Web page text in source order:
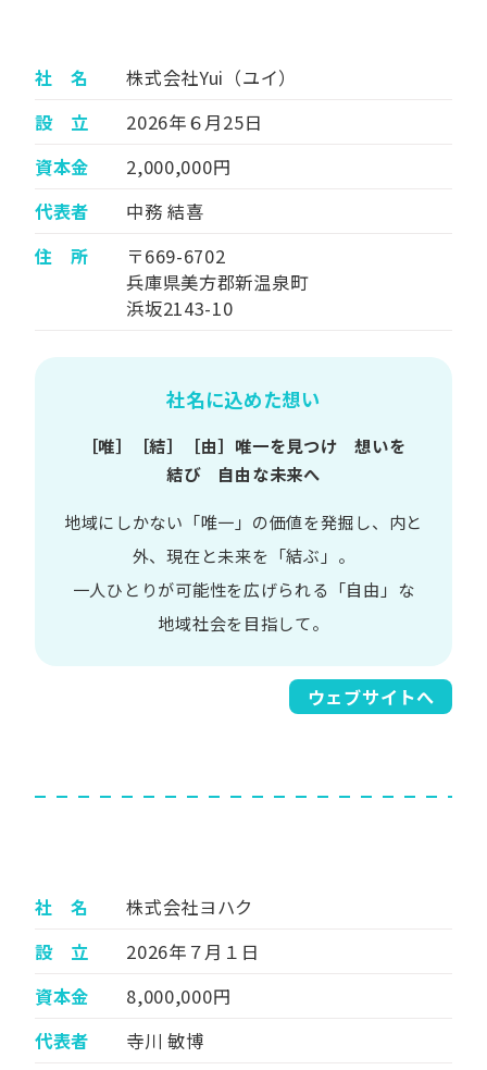
社 名
株式会社Yui（ユイ）
設 立
2026年６月25日
資本金
2,000,000円
代表者
中務 結喜
住 所
〒669-6702
兵庫県美方郡新温泉町
浜坂2143-10
社名に込めた想い
［唯］​［結］​［由］ 唯一を​見つけ 想いを​
結び 自由な​未来へ
地域に​しかない​「唯一」の​価値を​発掘し、 内と​
外、​現在と​未来を​「結ぶ」。
一人​ひとりが​可能性を​広げられる 「自由」な​
地域社会を​目指して。​
ウェブサイトへ
社 名
株式会社ヨハク
設 立
2026年７月１日
資本金
8,000,000円
代表者
寺川 敏博